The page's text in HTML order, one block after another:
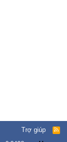
Trợ giúp
R